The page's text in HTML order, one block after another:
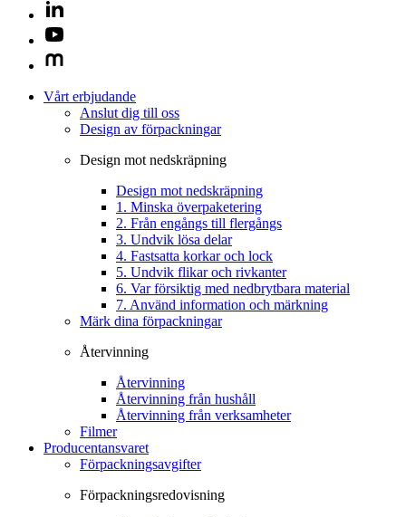
Vårt erbjudande
Anslut dig till oss
Design av förpackningar
Design mot nedskräpning
Design mot nedskräpning
1. Minska överpaketering
2. Från engångs till flergångs
3. Undvik lösa delar
4. Fastsatta korkar och lock
5. Undvik flikar och rivkanter
6. Var försiktig med nedbrytbara material
7. Använd information och märkning
Märk dina förpackningar
Återvinning
Återvinning
Återvinning från hushåll
Återvinning från verksamheter
Filmer
Producentansvaret
Förpackningsavgifter
Förpackningsredovisning